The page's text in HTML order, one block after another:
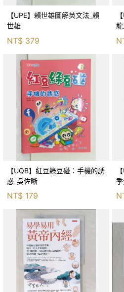
【UPE】賴世雄圖解英文法_賴
世雄
NT$ 379
【UQB】紅豆綠豆碰：手機的誘
惑_吳佐晰
NT$ 179